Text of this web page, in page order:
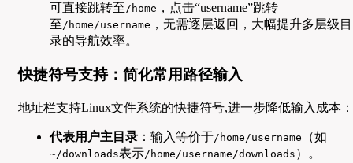
可直接跳转至/home ，点击“username”跳转
至/home/username ，无需逐层返回，大幅提升多层级目
录的导航效率。
快捷符号支持：简化常用路径输入
地址栏支持Linux文件系统的快捷符号,进一步降低输入成本：
代表用户主目录 ：输入等价于/home/username （如
~/downloads表示/home/username/downloads ）。